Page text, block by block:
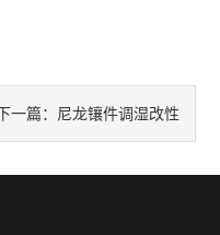
下一篇： 尼龙镶件调湿改性